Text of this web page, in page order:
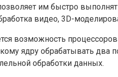
им быстро
видео, 3D-
возможность
ядру обрабатывать два
обработки данных.